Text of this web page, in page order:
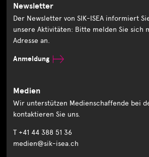
Newsletter
Der Newsletter von SIK-ISEA informiert
unsere Aktivitäten: Bitte melden Sie sich
Adresse an.
Anmeldung
Medien
Wir unterstützen Medienschaffende bei
kontaktieren Sie uns.
T +41 44 388 51 36
medien@sik-isea.ch